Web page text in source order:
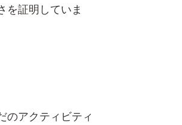
を証明していま
のアクティビティ